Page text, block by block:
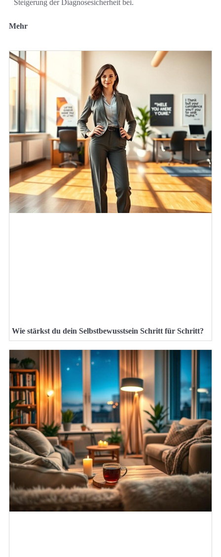
Steigerung der Diagnosesicherheit bei.
Mehr
Wie stärkst du dein Selbstbewusstsein Schritt für Schritt?